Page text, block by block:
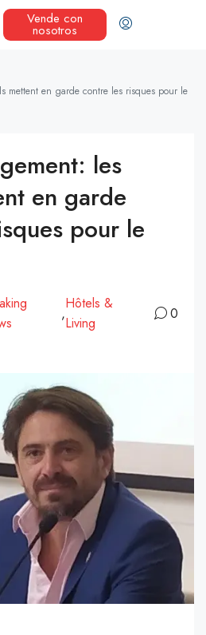
Vende con
nosotros
mettent en garde contre les risques pour le
les
en garde
pour le
,
Hôtels &
Living
0